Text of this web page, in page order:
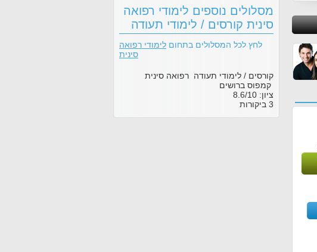
מסלולים נוספים לימודי רפואה
סינית קורסים / לימודי תעודה
לחץ לכל המסלולים בתחום לימודי רפואה
סינית
קורסים / לימודי תעודה רפואה סינית
קמפוס ברושים
ציון:
8.6/10
3 ביקורות